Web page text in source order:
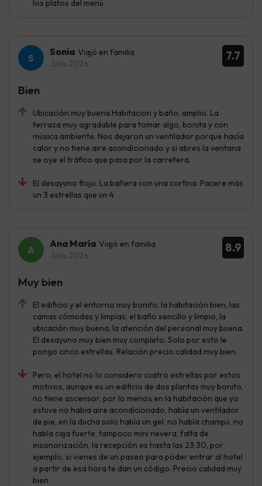
los platos del menú.
7.7
Sonia Viajó en familia
Julio 2026
Ubicación muy buena.Habitacion y baño, amplio. La
terraza muy agradable para tomar algo, bonita y con
música ambiente. Nos dejaron un ventilador porque hacía
calor y no tiene aire acondicionado y si abres la ventana
se oye el tráfico que pasa por la carretera.
El desayuno flojo. La bañera con una cortina. Pacere más
un 3 estrellas que un 4
Bien
8.9
Ana María Viajó en familia
Julio 2026
El edificio y el entorno muy bonito, la habitación bien, las
camas cómodas y limpias, el baño sencillo y limpio, la
ubicación muy buena, la atención del personal muy buena.
El desayuno muy bien muy completo. Solo por esto le
pongo cinco estrellas. Relación precio calidad muy bien.
Pero, el hotel no lo considero cuatro estrellas por estos
motivos, aunque es un edificio de dos plantas muy bonito,
no tiene ascensor, por lo menos en la habitación que yo
estuve no habia aire acondicionado, había un ventilador
de pie, en la ducha solo había un gel, no había champú, no
había caja fuerte, tampoco mini nevera, falta de
insonorización, la recepción es hasta las 23:30, por
ejemplo, si vienes de un paseo para poder entrar al hotel
a partir de esa hora te dan un código. Precio calidad muy
bien
Muy bien